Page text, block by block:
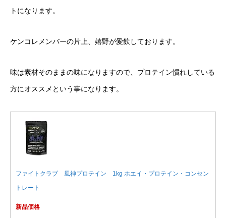
トになります。
ケンコレメンバーの片上、嬉野が愛飲しております。
味は素材そのままの味になりますので、プロテイン慣れしている
方にオススメという事になります。
ファイトクラブ 風神プロテイン 1kg ホエイ・プロテイン・コンセン
トレート
新品価格